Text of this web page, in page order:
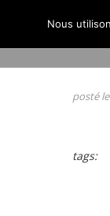
posté le
tags:
Nous